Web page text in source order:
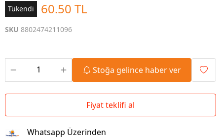
Tükendi 60.50 TL
SKU 8802474211096
Stoğa gelince haber ver
Fiyat teklifi al
Whatsapp Üzerinden